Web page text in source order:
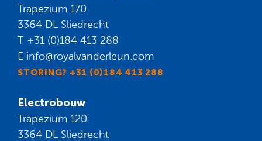
Trapezium 170
3364 DL Sliedrecht
T +31 (0)184 413 288
E info@royalvanderleun.com
STORING? +31 (0)184 413 288
Electrobouw
Trapezium 120
3364 DL Sliedrecht